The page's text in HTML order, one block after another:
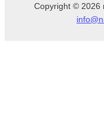
Copyright © 2026